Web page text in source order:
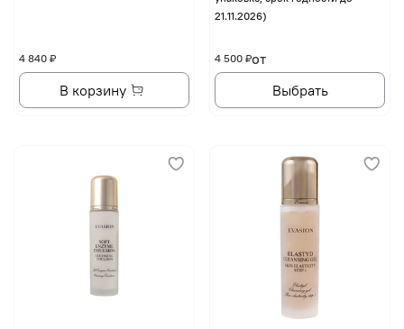
4 840 ₽
В корзину
21.11.2026)
от
4 500 ₽
Выбрать